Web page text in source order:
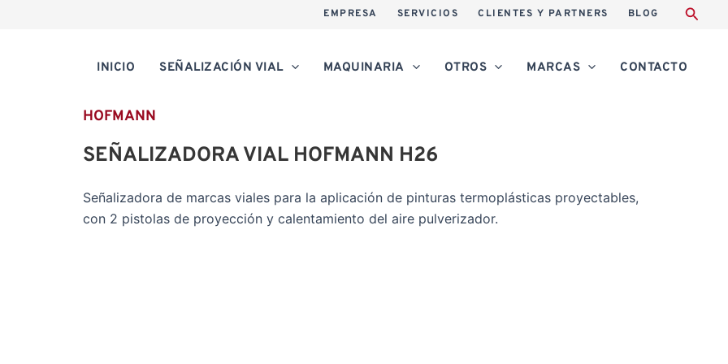
EMPRESA SERVICIOS CLIENTES Y PARTNERS BLOG
INICIO SEÑALIZACIÓN VIAL MAQUINARIA OTROS MARCAS CONTACTO
HOFMANN
SEÑALIZADORA VIAL HOFMANN H26
Señalizadora de marcas viales para la aplicación de pinturas termoplásticas proyectables,
con 2 pistolas de proyección y calentamiento del aire pulverizador.